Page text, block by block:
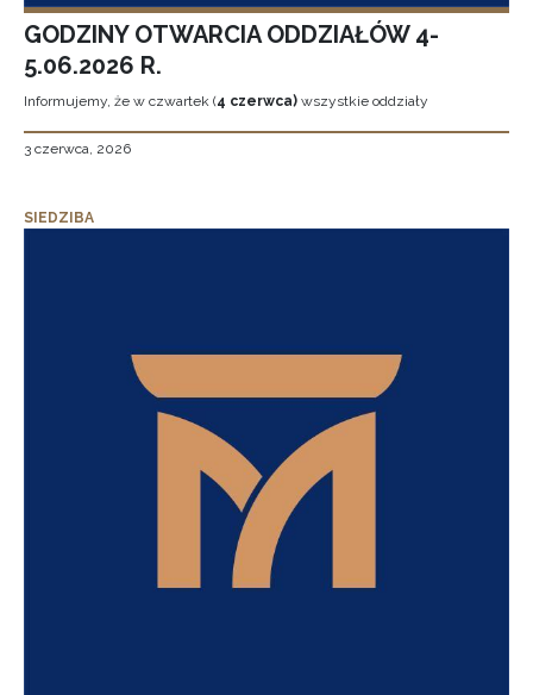
GODZINY OTWARCIA ODDZIAŁÓW 4-
5.06.2026 R.
Informujemy, że w czwartek (4 czerwca) wszystkie oddziały
3 czerwca, 2026
SIEDZIBA